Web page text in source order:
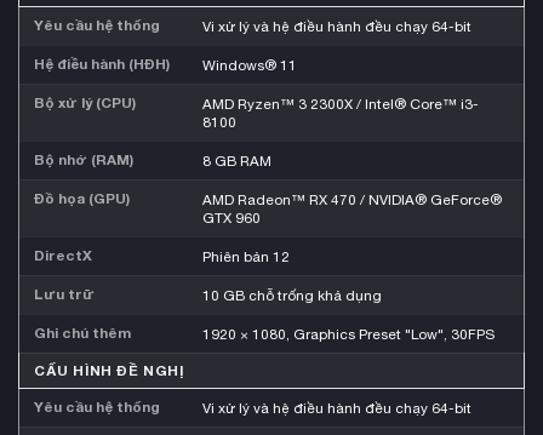
Yêu cầu hệ thống Vi xử lý và hệ điều hành đều chạy 64-bit
Hệ điều hành (HĐH) Windows® 11
Bộ xử lý (CPU)
AMD Ryzen™ 3 2300X / Intel® Core™ i3-
8100
Bộ nhớ (RAM) 8 GB RAM
Đồ họa (GPU)
AMD Radeon™ RX 470 / NVIDIA® GeForce®
GTX 960
DirectX Phiên bản 12
Lưu trữ 10 GB chỗ trống khả dụng
Ghi chú thêm 1920 × 1080, Graphics Preset "Low", 30FPS
CẤU HÌNH ĐỀ NGHỊ
Yêu cầu hệ thống Vi xử lý và hệ điều hành đều chạy 64-bit